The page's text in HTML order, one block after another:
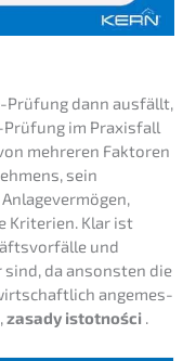
Prüfung dann ausfällt,
im Praxis­fall
mehre­ren Fakto­ren
sein
Krite­ri­en. Klar ist
und
da ansons­ten die
angemes­
zasady istot­ności .